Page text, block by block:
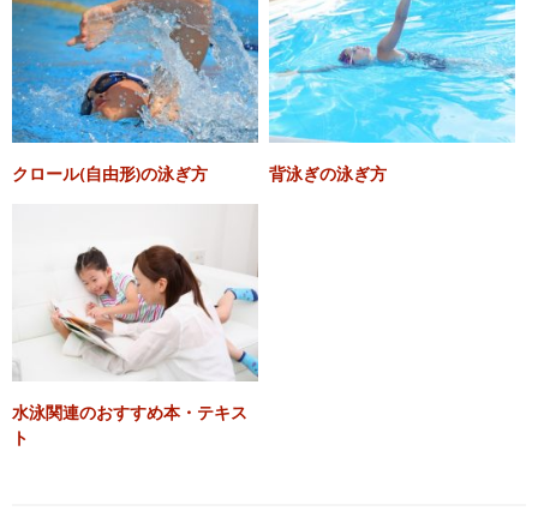
クロール(自由形)の泳ぎ方 背泳ぎの泳ぎ方
水泳関連のおすすめ本・テキス
ト